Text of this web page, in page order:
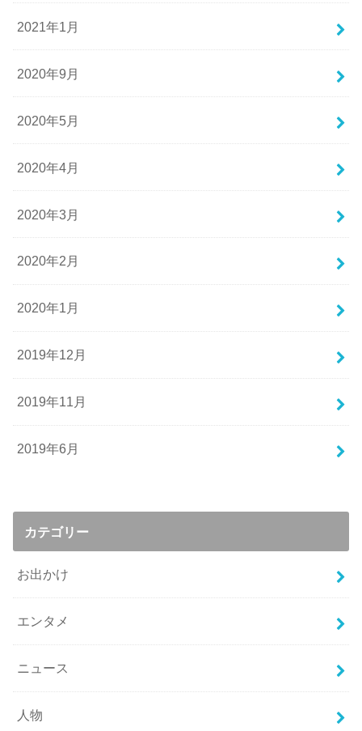
2021年1月
2020年9月
2020年5月
2020年4月
2020年3月
2020年2月
2020年1月
2019年12月
2019年11月
2019年6月
カテゴリー
お出かけ
エンタメ
ニュース
人物